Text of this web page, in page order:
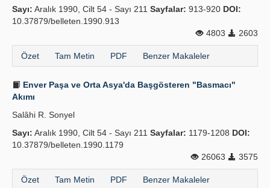
Sayı: Aralık 1990, Cilt 54 - Sayı 211 Sayfalar: 913-920 DOI:
10.37879/belleten.1990.913
4803
2603
Özet Tam Metin PDF Benzer Makaleler
Enver Paşa ve Orta Asya'da Başgösteren "Basmacı"
Akımı
Salâhi R. Sonyel
Sayı: Aralık 1990, Cilt 54 - Sayı 211 Sayfalar: 1179-1208 DOI:
10.37879/belleten.1990.1179
26063
3575
Özet Tam Metin PDF Benzer Makaleler